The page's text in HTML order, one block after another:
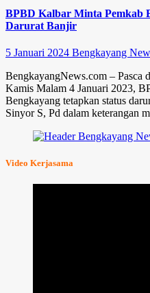
BPBD Kalbar Minta Pemkab
Darurat Banjir
5 Januari 2024 Bengkayang
BengkayangNews.com – Pasca
Kamis Malam 4 Januari 2023,
Bengkayang tetapkan status
Sinyor S, Pd dalam keterangan
Video Kerjasama